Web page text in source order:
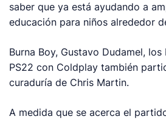
saber que ya está ayudando a
educación para niños alrededor
Burna Boy, Gustavo Dudamel,
PS22 con Coldplay también
curaduría de Chris Martin.
A medida que se acerca el